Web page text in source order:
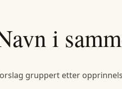
i
gruppert etter